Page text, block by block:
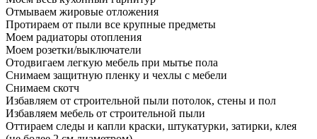
Отмываем жировые отложения
Протираем от пыли все крупные предметы
Моем радиаторы отопления
Моем розетки/выключатели
Отодвигаем легкую мебель при мытье пола
Снимаем защитную пленку и чехлы с мебели
Снимаем скотч
Избавляем от строительной пыли потолок, стены и пол
Избавляем мебель от строительной пыли
Оттираем следы и капли краски, штукатурки, затирки, клея